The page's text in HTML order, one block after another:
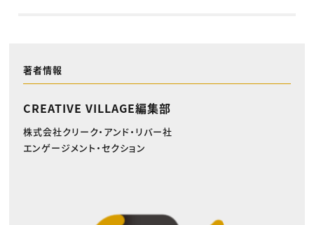
著者情報
CREATIVE VILLAGE編集部
株式会社クリーク・アンド・リバー社
エンゲージメント・セクション